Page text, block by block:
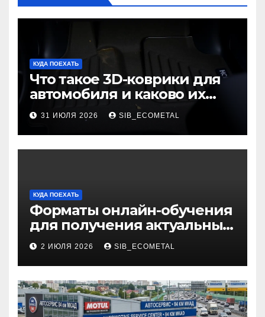
КУДА ПОЕХАТЬ
Что такое 3D-коврики для
автомобиля и каково их
основное назначение
31 ИЮЛЯ 2026 SIB_ECOMETAL
КУДА ПОЕХАТЬ
Форматы онлайн-обучения
для получения актуальных
профессий
2 ИЮЛЯ 2026 SIB_ECOMETAL